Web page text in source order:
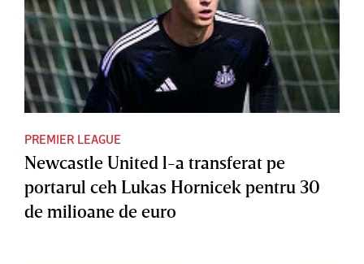
PREMIER LEAGUE
Newcastle United l-a transferat pe
portarul ceh Lukas Hornicek pentru 30
de milioane de euro